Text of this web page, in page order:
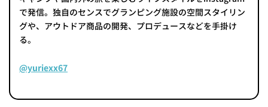
で発信。独自のセンスでグランピング施設の空間スタイリン
グや、アウトドア商品の開発、プロデュースなどを手掛け
る。
@yuriexx67